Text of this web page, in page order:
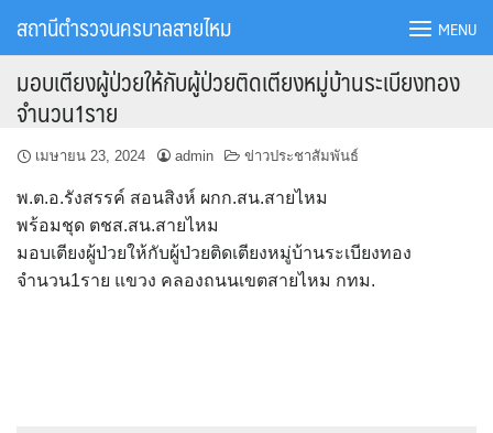
สถานีตำรวจนครบาลสายไหม MENU
มอบเตียงผู้ป่วยให้กับผู้ป่วยติดเตียงหมู่บ้านระเบียงทอง
จำนวน1ราย
เมษายน 23, 2024 admin ข่าวประชาสัมพันธ์
พ.ต.อ.รังสรรค์ สอนสิงห์ ผกก.สน.สายไหม
พร้อมชุด ตชส.สน.สายไหม
มอบเตียงผู้ป่วยให้กับผู้ป่วยติดเตียงหมู่บ้านระเบียงทอง
จำนวน1ราย แขวง คลองถนนเขตสายไหม กทม.